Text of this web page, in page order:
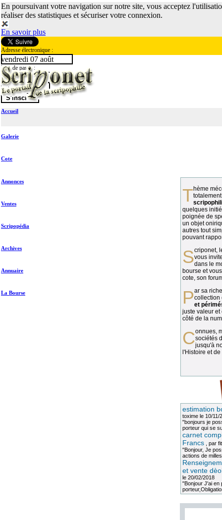
En poursuivant votre navigation sur notre site, vous acceptez
réaliser des statistiques et sécuriser votre connexion.
En savoir plus
Adresse électronique :
Mot de passe :
vendredi 07 août
Accueil
Galerie
Cote
Annonces
Ventes
Scripopédia
Archives
Annuaire
La Bourse
Thème méconnu des collectionneurs et
quelques
poignée de
un objet
autres tout
pouvant
vous
dans le
bourse et
cote, son
Par sa richesse et sa diversité, lacollection
et
juste valeur et
côté de la
Connues, méconnues, ou inconnues, lessociétés
jusqu'à
l'Histoire et
estimation
toximele 10/11/
"bonjours je
porteur qui se
carnet
Francs, par
"Bonjour, Je
actions de
et vente
le 20/02/2018
"Bonjour J'ai en